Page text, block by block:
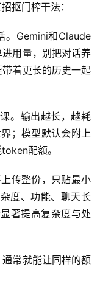
抠门榨干法：
。Gemini和Claude
用量，别把对话养
着更长的历史一起
。输出越长，越耗
；模型默认会附上
配额。
传整份，只贴最小
度、功能、聊天长
著提高复杂度与处
常就能让同样的额